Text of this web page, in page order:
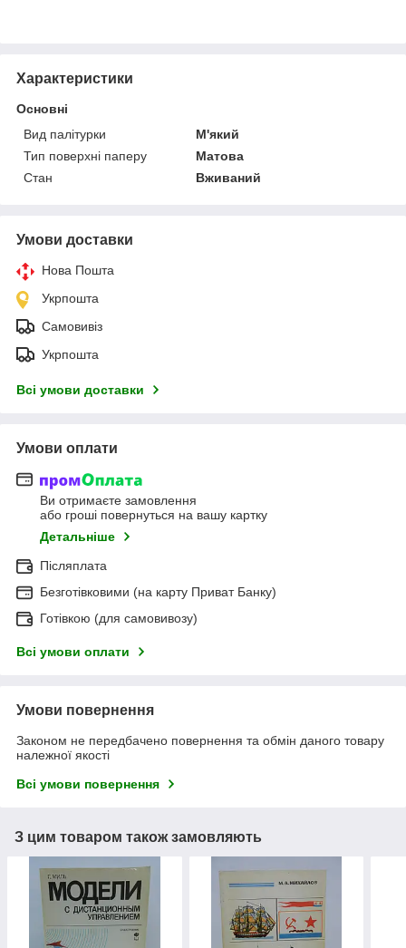
Характеристики
Основні
Вид палітурки
М'який
Тип поверхні паперу
Матова
Стан
Вживаний
Умови доставки
Нова Пошта
Укрпошта
Самовивіз
Укрпошта
Всі умови доставки
Умови оплати
Ви отримаєте замовлення
або гроші повернуться на вашу картку
Детальніше
Післяплата
Безготівковими (на карту Приват Банку)
Готівкою (для самовивозу)
Всі умови оплати
Умови повернення
Законом не передбачено повернення та обмін даного товару
належної якості
Всі умови повернення
З цим товаром також замовляють